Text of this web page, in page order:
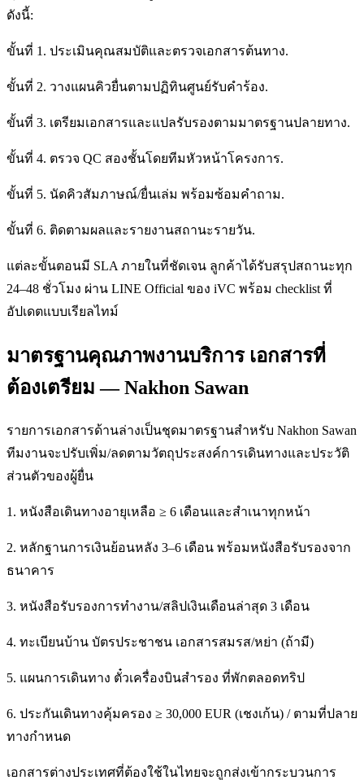
ดังนี้:
ขั้นที่ 1. ประเมินคุณสมบัติและตรวจเอกสารต้นทาง.
ขั้นที่ 2. วางแผนคิวยื่นตามปฏิทินศูนย์รับคำร้อง.
ขั้นที่ 3. เตรียมเอกสารและแปลรับรองตามมาตรฐานปลายทาง.
ขั้นที่ 4. ตรวจ QC สองชั้นโดยทีมหัวหน้าโครงการ.
ขั้นที่ 5. นัดคิวสัมภาษณ์/ยื่นเล่ม พร้อมซ้อมคำถาม.
ขั้นที่ 6. ติดตามผลและรายงานสถานะรายวัน.
แต่ละขั้นตอนมี SLA ภายในที่ชัดเจน ลูกค้าได้รับสรุปสถานะทุก
24–48 ชั่วโมง ผ่าน LINE Official ของ iVC พร้อม checklist ที่
อัปเดตแบบเรียลไทม์
มาตรฐานคุณภาพงานบริการ เอกสารที่
ต้องเตรียม — Nakhon Sawan
รายการเอกสารด้านล่างเป็นชุดมาตรฐานสำหรับ Nakhon Sawan
ทีมงานจะปรับเพิ่ม/ลดตามวัตถุประสงค์การเดินทางและประวัติ
ส่วนตัวของผู้ยื่น
1. หนังสือเดินทางอายุเหลือ ≥ 6 เดือนและสำเนาทุกหน้า
2. หลักฐานการเงินย้อนหลัง 3–6 เดือน พร้อมหนังสือรับรองจาก
ธนาคาร
3. หนังสือรับรองการทำงาน/สลิปเงินเดือนล่าสุด 3 เดือน
4. ทะเบียนบ้าน บัตรประชาชน เอกสารสมรส/หย่า (ถ้ามี)
5. แผนการเดินทาง ตั๋วเครื่องบินสำรอง ที่พักตลอดทริป
6. ประกันเดินทางคุ้มครอง ≥ 30,000 EUR (เชงเก้น) / ตามที่ปลาย
ทางกำหนด
เอกสารต่างประเทศที่ต้องใช้ในไทยจะถูกส่งเข้ากระบวนการ